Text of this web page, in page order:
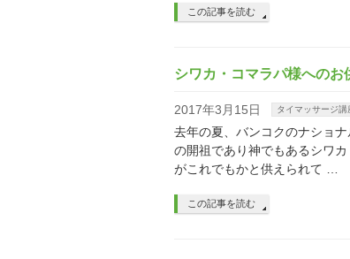
この記事を読む
シワカ・コマラパ様へのお
2017年3月15日 タイマッサージ講
去年の夏、バンコクのナショ
の開祖であり神でもあるシワ
がこれでもかと供えられて …
この記事を読む